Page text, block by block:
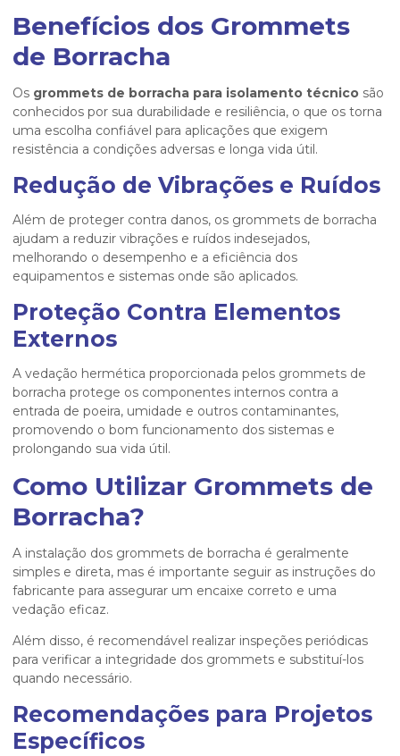
Benefícios dos Grommets
de Borracha
Os grommets de borracha para isolamento técnico são
conhecidos por sua durabilidade e resiliência, o que os torna
uma escolha confiável para aplicações que exigem
resistência a condições adversas e longa vida útil.
Redução de Vibrações e Ruídos
Além de proteger contra danos, os grommets de borracha
ajudam a reduzir vibrações e ruídos indesejados,
melhorando o desempenho e a eficiência dos
equipamentos e sistemas onde são aplicados.
Proteção Contra Elementos
Externos
A vedação hermética proporcionada pelos grommets de
borracha protege os componentes internos contra a
entrada de poeira, umidade e outros contaminantes,
promovendo o bom funcionamento dos sistemas e
prolongando sua vida útil.
Como Utilizar Grommets de
Borracha?
A instalação dos grommets de borracha é geralmente
simples e direta, mas é importante seguir as instruções do
fabricante para assegurar um encaixe correto e uma
vedação eficaz.
Além disso, é recomendável realizar inspeções periódicas
para verificar a integridade dos grommets e substituí-los
quando necessário.
Recomendações para Projetos
Específicos